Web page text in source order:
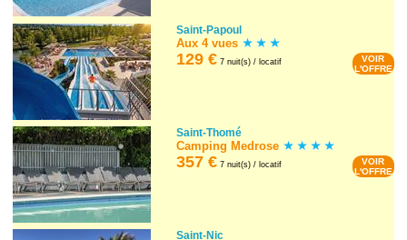
Saint-Papoul
Aux 4 vues
129 € 7 nuit(s) / locatif
VOIR
L'OFFRE
Saint-Thomé
Camping Medrose
357 € 7 nuit(s) / locatif
VOIR
L'OFFRE
Saint-Nic